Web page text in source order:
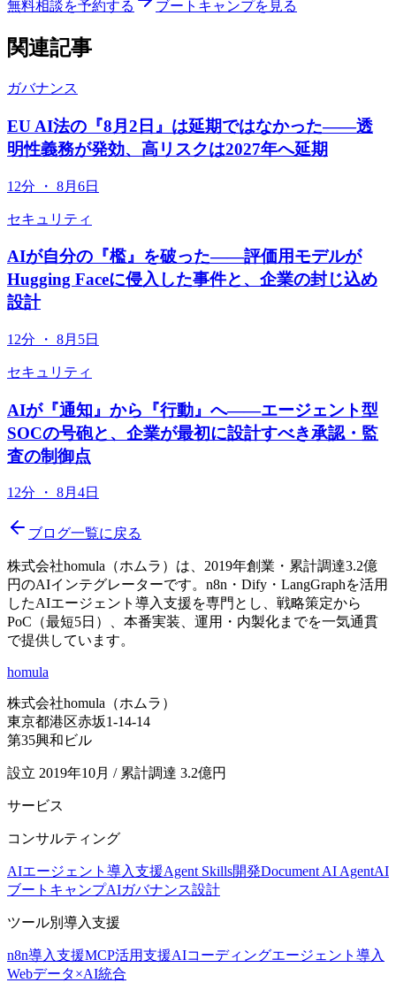
無料相談を予約する ブートキャンプを見る
関連記事
ガバナンス
EU AI法の『8月2日』は延期ではなかった——透
明性義務が発効、高リスクは2027年へ延期
12分 ・ 8月6日
セキュリティ
AIが自分の『檻』を破った——評価用モデルが
Hugging Faceに侵入した事件と、企業の封じ込め
設計
12分 ・ 8月5日
セキュリティ
AIが『通知』から『行動』へ——エージェント型
SOCの号砲と、企業が最初に設計すべき承認・監
査の制御点
12分 ・ 8月4日
ブログ一覧に戻る
株式会社homula（ホムラ）は、2019年創業・累計調達3.2億
円のAIインテグレーターです。n8n・Dify・LangGraphを活用
したAIエージェント導入支援を専門とし、戦略策定から
PoC（最短5日）、本番実装、運用・内製化までを一気通貫
で提供しています。
homula
株式会社homula（ホムラ）
東京都港区赤坂1-14-14
第35興和ビル
設立 2019年10月 / 累計調達 3.2億円
サービス
コンサルティング
AIエージェント導入支援Agent Skills開発Document AI AgentAI
ブートキャンプAIガバナンス設計
ツール別導入支援
n8n導入支援MCP活用支援AIコーディングエージェント導入
Webデータ×AI統合